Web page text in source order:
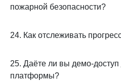
пожарной безопасности?
24. Как отслеживать
25. Даёте ли вы демо-доступ
платформы?